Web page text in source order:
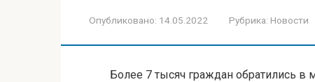
Опубликовано: 14.05.2022 Рубрика: Новости
Более 7 тысяч граждан обратились в